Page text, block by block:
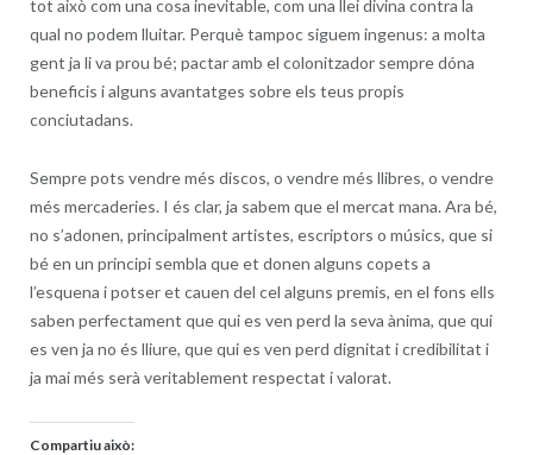
tot això com una cosa inevitable, com una llei divina contra la
qual no podem lluitar. Perquè tampoc siguem ingenus: a molta
gent ja li va prou bé; pactar amb el colonitzador sempre dóna
beneficis i alguns avantatges sobre els teus propis
conciutadans.
Sempre pots vendre més discos, o vendre més llibres, o vendre
més mercaderies. I és clar, ja sabem que el mercat mana. Ara bé,
no s’adonen, principalment artistes, escriptors o músics, que si
bé en un principi sembla que et donen alguns copets a
l’esquena i potser et cauen del cel alguns premis, en el fons ells
saben perfectament que qui es ven perd la seva ànima, que qui
es ven ja no és lliure, que qui es ven perd dignitat i credibilitat i
ja mai més serà veritablement respectat i valorat.
Compartiu això: